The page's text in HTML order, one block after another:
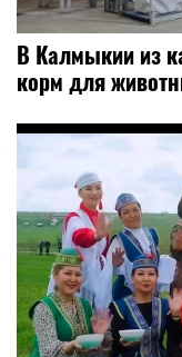
В Калмыкии из
корм для